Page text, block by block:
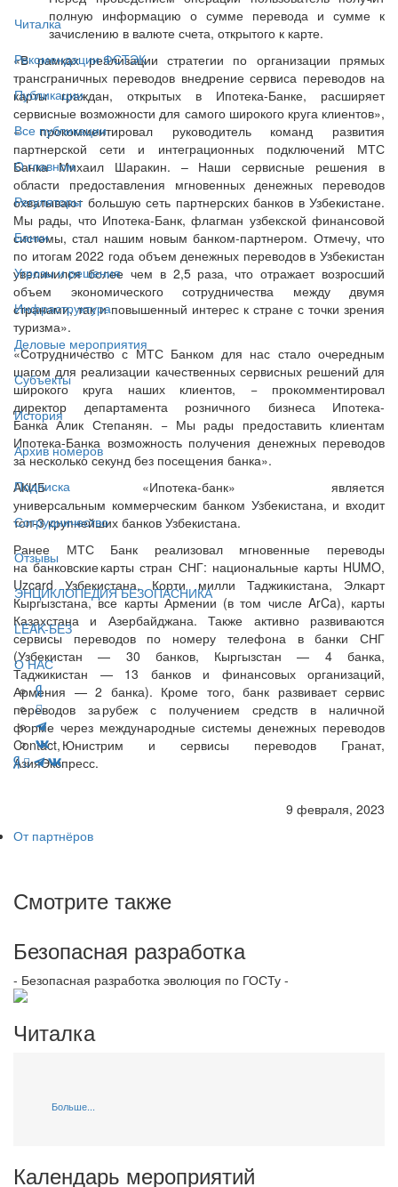
Читалка
Рекомендации ФСТЭК
Публикации
Все публикации
О главном
Регуляторы
Банки
Угрозы и решения
Инфраструктура
Деловые мероприятия
Субъекты
История
Архив номеров
Подписка
Сотрудничество
Отзывы
ЭНЦИКЛОПЕДИЯ БЕЗОПАСНИКА
LEAK-БЕЗ
О НАС
полную информацию о сумме перевода и сумме к
зачислению в валюте счета, открытого к карте.
«В рамках реализации стратегии по организации прямых
трансграничных переводов внедрение сервиса переводов на
карты граждан, открытых в Ипотека-Банке, расширяет
сервисные возможности для самого широкого круга клиентов»,
− прокомментировал руководитель команд развития
партнерской сети и интеграционных подключений МТС
Банка Михаил Шаракин. – Наши сервисные решения в
области предоставления мгновенных денежных переводов
охватывают большую сеть партнерских банков в Узбекистане.
Мы рады, что Ипотека-Банк, флагман узбекской финансовой
системы, стал нашим новым банком-партнером. Отмечу, что
по итогам 2022 года объем денежных переводов в Узбекистан
увеличился более чем в 2,5 раза, что отражает возросший
объем экономического сотрудничества между двумя
странами, так и повышенный интерес к стране с точки зрения
туризма».
«Сотрудничество с МТС Банком для нас стало очередным
шагом для реализации качественных сервисных решений для
широкого круга наших клиентов, − прокомментировал
директор департамента розничного бизнеса Ипотека-
Банка Алик Степанян. − Мы рады предоставить клиентам
Ипотека-Банка возможность получения денежных переводов
за несколько секунд без посещения банка».
АКИБ «Ипотека-банк» является
универсальным коммерческим банком Узбекистана, и входит
топ-3 крупнейших банков Узбекистана.
Ранее МТС Банк реализовал мгновенные переводы
на банковские карты стран СНГ: национальные карты HUMO,
Uzcard Узбекистана, Корти милли Таджикистана, Элкарт
Кыргызстана, все карты Армении (в том числе ArCa), карты
Казахстана и Азербайджана. Также активно развиваются
сервисы переводов по номеру телефона в банки СНГ
(Узбекистан — 30 банков, Кыргызстан — 4 банка,
Таджикистан — 13 банков и финансовых организаций,
Армения — 2 банка). Кроме того, банк развивает сервис
переводов за рубеж с получением средств в наличной
форме через международные системы денежных переводов
Contact, Юнистрим и сервисы переводов Гранат,
АзияЭкспресс.
9 февраля, 2023
От партнёров
Смотрите также
Безопасная разработка
- Безопасная разработка эволюция по ГОСТу -
Читалка
Больше...
Календарь мероприятий